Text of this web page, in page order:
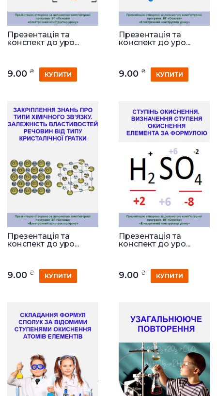
Презентація та
конспект до уро...
9.00 ₴ КУПИТИ
Презентація та
конспект до уро...
9.00 ₴ КУПИТИ
Презентація та
конспект до уро...
9.00 ₴ КУПИТИ
Презентація та
конспект до уро...
9.00 ₴ КУПИТИ